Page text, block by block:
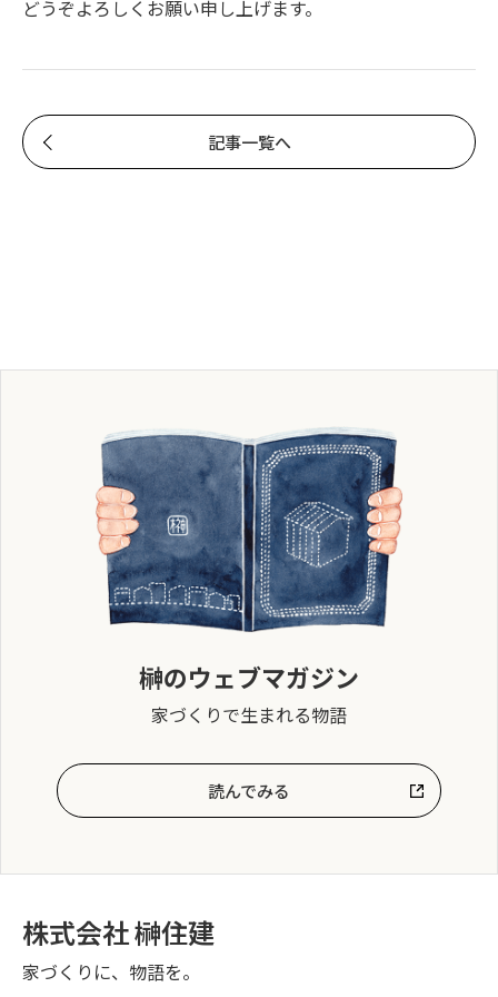
どうぞよろしくお願い申し上げます。
記事一覧へ
榊のウェブマガジン
家づくりで生まれる物語
読んでみる
株式会社 榊住建
家づくりに、物語を。